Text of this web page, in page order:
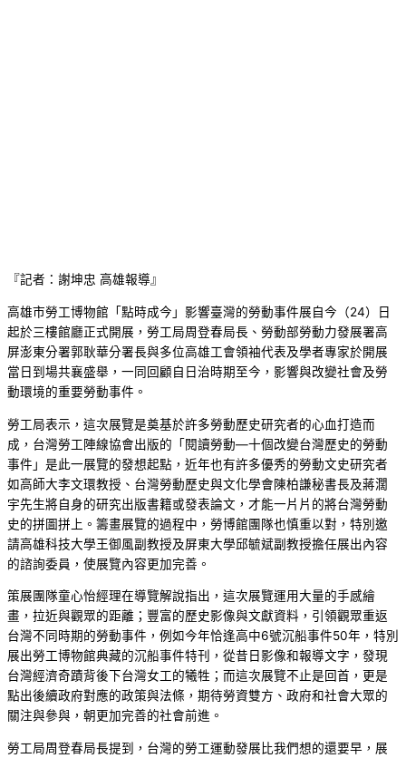
『記者：謝坤忠 高雄報導』
高雄市勞工博物館「點時成今」影響臺灣的勞動事件展自今（24）日
起於三樓館廳正式開展，勞工局周登春局長、勞動部勞動力發展署高
屏澎東分署郭耿華分署長與多位高雄工會領袖代表及學者專家於開展
當日到場共襄盛舉，一同回顧自日治時期至今，影響與改變社會及勞
動環境的重要勞動事件。
勞工局表示，這次展覽是奠基於許多勞動歷史研究者的心血打造而
成，台灣勞工陣線協會出版的「閱讀勞動—十個改變台灣歷史的勞動
事件」是此一展覽的發想起點，近年也有許多優秀的勞動文史研究者
如高師大李文環教授、台灣勞動歷史與文化學會陳柏謙秘書長及蔣濶
宇先生將自身的研究出版書籍或發表論文，才能一片片的將台灣勞動
史的拼圖拼上。籌畫展覽的過程中，勞博館團隊也慎重以對，特別邀
請高雄科技大學王御風副教授及屏東大學邱毓斌副教授擔任展出內容
的諮詢委員，使展覽內容更加完善。
策展團隊童心怡經理在導覽解說指出，這次展覽運用大量的手感繪
畫，拉近與觀眾的距離；豐富的歷史影像與文獻資料，引領觀眾重返
台灣不同時期的勞動事件，例如今年恰逢高中6號沉船事件50年，特別
展出勞工博物館典藏的沉船事件特刊，從昔日影像和報導文字，發現
台灣經濟奇蹟背後下台灣女工的犧牲；而這次展覽不止是回首，更是
點出後續政府對應的政策與法條，期待勞資雙方、政府和社會大眾的
關注與參與，朝更加完善的社會前進。
勞工局周登春局長提到，台灣的勞工運動發展比我們想的還要早，展